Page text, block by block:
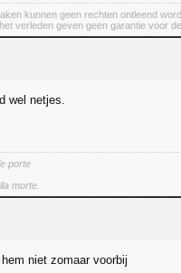
kunnen geen rechten ontleend
verleden geven geen garantie voor
wel netjes.
porte
morte.
niet zomaar voorbij